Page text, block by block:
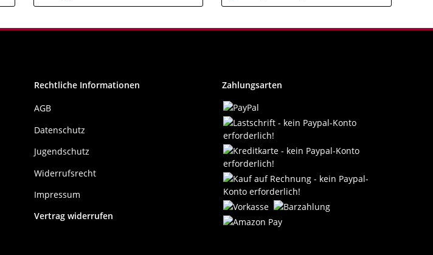
Rechtliche Informationen
AGB
Datenschutz
Jugendschutz
Widerrufsrecht
Impressum
Vertrag widerrufen
Zahlungsarten